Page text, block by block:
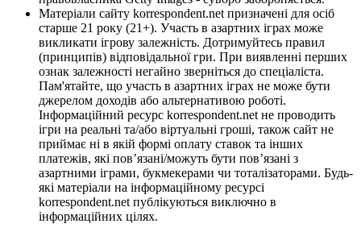
Матеріали сайту korrespondent.net призначені для осіб
старше 21 року (21+). Участь в азартних іграх може
викликати ігрову залежність. Дотримуйтесь правил
(принципів) відповідальної гри. При виявленні перших
ознак залежності негайно зверніться до спеціаліста.
Пам'ятайте, що участь в азартних іграх не може бути
джерелом доходів або альтернативою роботі.
Інформаційний ресурс korrespondent.net не проводить
ігри на реальні та/або віртуальні гроші, також сайт не
приймає ні в якій формі оплату ставок та інших
платежів, які пов’язані/можуть бути пов’язані з
азартними іграми, букмекерами чи тоталізаторами. Будь-
які матеріали на інформаційному ресурсі
korrespondent.net публікуються виключно в
інформаційних цілях.